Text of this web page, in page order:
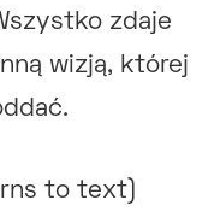
zdaje
wizją, której
to text)